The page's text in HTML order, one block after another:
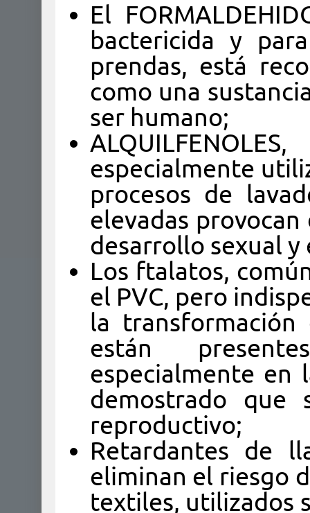
El
bactericida y
prendas, está
como una
ser humano;
especialmente
procesos de
elevadas
desarrollo sexual
Los ftalatos,
el PVC, pero
la
están
especialmente en
demostrado que
reproductivo;
Retardantes de
eliminan el riesgo
textiles, utilizados